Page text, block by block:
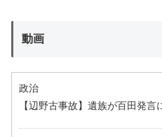
動画
政治
【辺野古事故】遺族が百田発言